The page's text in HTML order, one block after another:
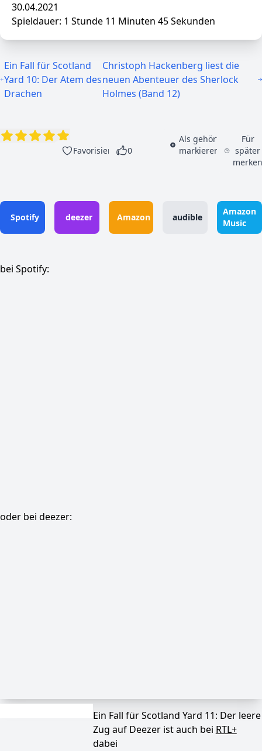
30.04.2021
Spieldauer: 1 Stunde 11 Minuten 45 Sekunden
Ein Fall für Scotland
Yard 10: Der Atem des
Drachen
Christoph Hackenberg liest die
neuen Abenteuer des Sherlock
Holmes (Band 12)
Favorisieren 0
Als gehört
markieren
Für
später
Spotify deezer Amazon audible
Amazon
Music
bei Spotify:
oder bei deezer:
Ein Fall für Scotland Yard 11: Der leere
Zug auf Deezer ist auch bei RTL+
dabei